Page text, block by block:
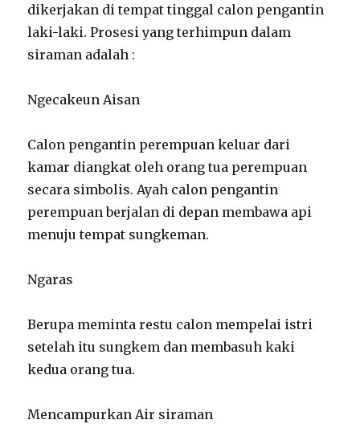
dikerjakan di tempat tinggal calon pengantin
laki-laki. Prosesi yang terhimpun dalam
siraman adalah :
Ngecakeun Aisan
Calon pengantin perempuan keluar dari
kamar diangkat oleh orang tua perempuan
secara simbolis. Ayah calon pengantin
perempuan berjalan di depan membawa api
menuju tempat sungkeman.
Ngaras
Berupa meminta restu calon mempelai istri
setelah itu sungkem dan membasuh kaki
kedua orang tua.
Mencampurkan Air siraman